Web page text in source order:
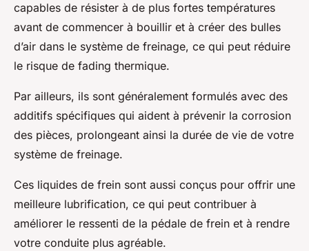
capables de résister à de plus fortes températures
avant de commencer à bouillir et à créer des bulles
d’air dans le système de freinage, ce qui peut réduire
le risque de fading thermique.
Par ailleurs, ils sont généralement formulés avec des
additifs spécifiques qui aident à prévenir la corrosion
des pièces, prolongeant ainsi la durée de vie de votre
système de freinage.
Ces liquides de frein sont aussi conçus pour offrir une
meilleure lubrification, ce qui peut contribuer à
améliorer le ressenti de la pédale de frein et à rendre
votre conduite plus agréable.